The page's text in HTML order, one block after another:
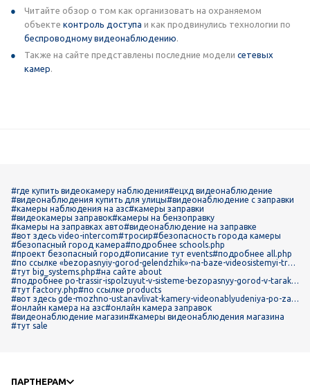
Читайте обзор о том как организовать на охраняемом
объекте контроль доступа и как продвинулись технологии по
беспроводному видеонаблюдению.
Также на сайте представлены последние модели сетевых
камер.
#где купить видеокамеру наблюдения#ецхд видеонаблюдение
#видеонаблюдения купить для улицы#видеонаблюдение с заправки
#камеры наблюдения на азс#камеры заправки
#видеокамеры заправок#камеры на бензоправку
#камеры на заправках авто#видеонаблюдение на заправке
#вот здесь video-intercom#тросир#безопасность города камеры
#безопасный город камера#подробнее schools.php
#проект безопасный город#описание тут events#подробнее all.php
#по ссылке «bezopasnyiy-gorod-gelendzhik»-na-baze-videosistemyi-tras
sir-poluchil-vyisokuyu-otsenku-gubernatora
#тут big_systems.php#на сайте about
#подробнее po-trassir-ispolzuyut-v-sisteme-bezopasnyy-gorod-v-taraklii
-v-ramkakh-munitsipalnoy-programmy
#тут factory.php#по ссылке products
#вот здесь gde-mozhno-ustanavlivat-kamery-videonablyudeniya-po-zak
onu
#онлайн камера на азс#онлайн камера заправок
#видеонаблюдение магазин#камеры видеонаблюдения магазина
#тут sale
ПАРТНЕРАМ